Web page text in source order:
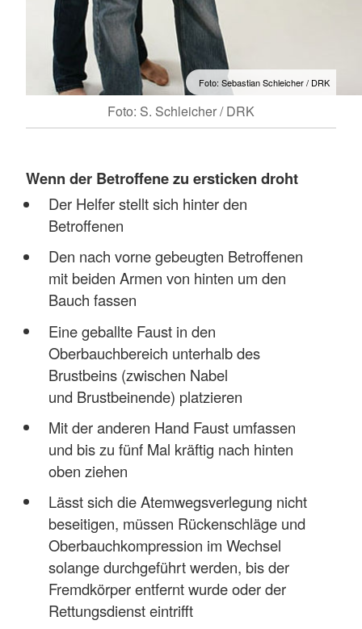
Foto: Sebastian Schleicher / DRK
Foto: S. Schleicher / DRK
Wenn der Betroffene zu ersticken droht
Der Helfer stellt sich hinter den
Betroffenen
Den nach vorne gebeugten Betroffenen
mit beiden Armen von hinten um den
Bauch fassen
Eine geballte Faust in den
Oberbauchbereich unterhalb des
Brustbeins (zwischen Nabel
und Brustbeinende) platzieren
Mit der anderen Hand Faust umfassen
und bis zu fünf Mal kräftig nach hinten
oben ziehen
Lässt sich die Atemwegsverlegung nicht
beseitigen, müssen Rückenschläge und
Oberbauchkompression im Wechsel
solange durchgeführt werden, bis der
Fremdkörper entfernt wurde oder der
Rettungsdienst eintrifft